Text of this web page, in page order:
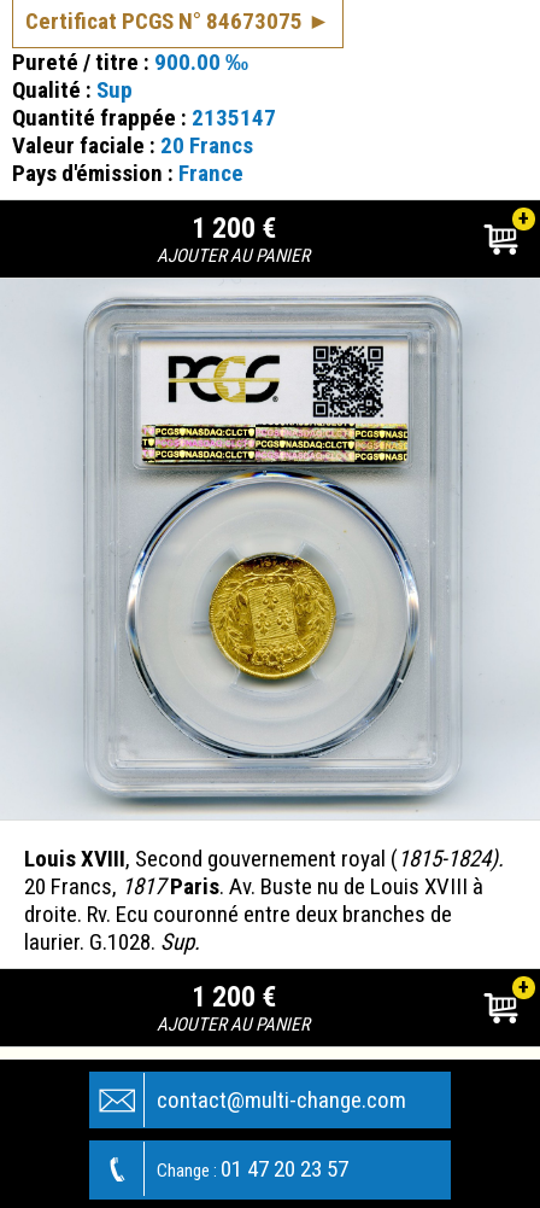
Certificat PCGS N° 84673075
Pureté / titre : 900.00 ‰
Qualité : Sup
Quantité frappée : 2135147
Valeur faciale : 20 Francs
Pays d'émission : France
1 200 €
AJOUTER AU PANIER
+
Louis XVIII, Second gouvernement royal ( 1815-1824).
20 Francs, 1817 Paris. Av. Buste nu de Louis XVIII à
droite. Rv. Ecu couronné entre deux branches de
laurier. G.1028. Sup.
1 200 €
AJOUTER AU PANIER
+
contact@multi-change.com
Change : 01 47 20 23 57